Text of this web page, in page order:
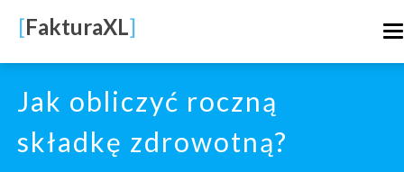
main
content
[FakturaXL]
Jak obliczyć roczną
składkę zdrowotną?